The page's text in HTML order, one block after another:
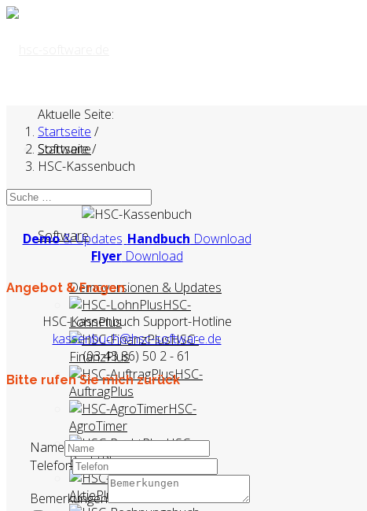
Startseite
Software
Demoversionen & Updates
HSC-
LohnPlus
HSC-
FinanzPlus
HSC-
AuftragPlus
HSC-
AgroTimer
HSC-
PachtPlus
HSC-
AktiePlus
Aktuelle Seite:
Startseite /
Software/
HSC-Kassenbuch
Demo& Updates Handbuch Download
FlyerDownload
Angebot & Fragen
HSC-Kassenbuch Support-Hotline
kassenbuch@hsc-software.de
(03 43 86) 50 2 - 61
Bitte rufen Sie mich zurück
Name
Telefon
Bemerkungen